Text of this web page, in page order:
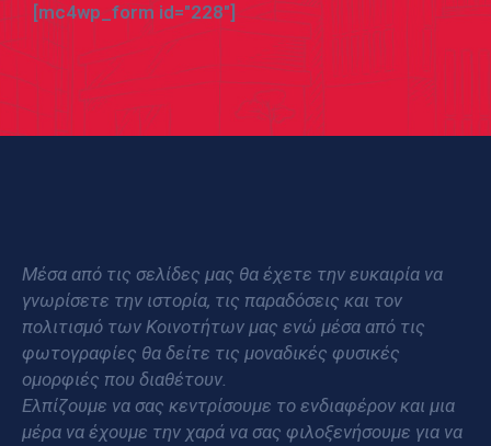
[mc4wp_form id="228"]
Μέσα από τις σελίδες μας θα έχετε την ευκαιρία να
γνωρίσετε την ιστορία, τις παραδόσεις και τον
πολιτισμό των Κοινοτήτων μας ενώ μέσα από τις
φωτογραφίες θα δείτε τις μοναδικές φυσικές
ομορφιές που διαθέτουν.
Ελπίζουμε να σας κεντρίσουμε το ενδιαφέρον και μια
μέρα να έχουμε την χαρά να σας φιλοξενήσουμε για να